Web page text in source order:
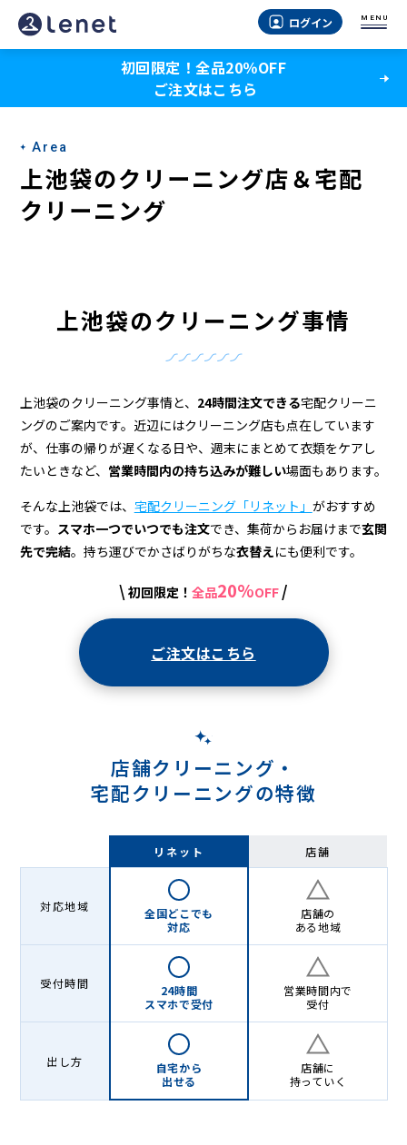
上
池
の
ク
リ
ー
宅
配
ク
リ
ー
ログイン MENU
初回限定！全品20％OFF
ご注文はこちら
Area
上池袋のクリーニング店＆宅配
クリーニング
上池袋のクリーニング事情
上池袋のクリーニング事情と、 24時間注文できる宅配クリーニ
ングのご案内です。近辺にはクリーニング店も点在しています
が、仕事の帰りが遅くなる日や、週末にまとめて衣類をケアし
たいときなど、 営業時間内の持ち込みが難しい場面もあります。
そんな上池袋では、 宅配クリーニング「リネット」 がおすすめ
です。 スマホ一つでいつでも注文でき、集荷からお届けまで玄関
先で完結。持ち運びでかさばりがちな衣替えにも便利です。
\ 初回限定！ 全品20%OFF /
ご注文はこちら
店舗クリーニング・
宅配クリーニングの特徴
リネット 店舗
対応地域
全国どこでも
対応
店舗の
ある地域
受付時間
24時間
スマホで受付
営業時間内で
受付
出し方
自宅から
出せる
店舗に
持っていく